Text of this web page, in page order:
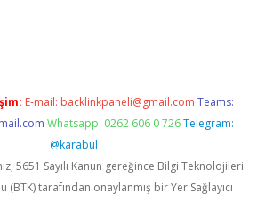
E-mail: backlinkpaneli@gmail.com Teams:
Whatsapp: 0262 606 0 726 Telegram:
@karabul
5651 Sayılı Kanun gereğince Bilgi Teknolojileri
(BTK) tarafından onaylanmış bir Yer Sağlayıcı